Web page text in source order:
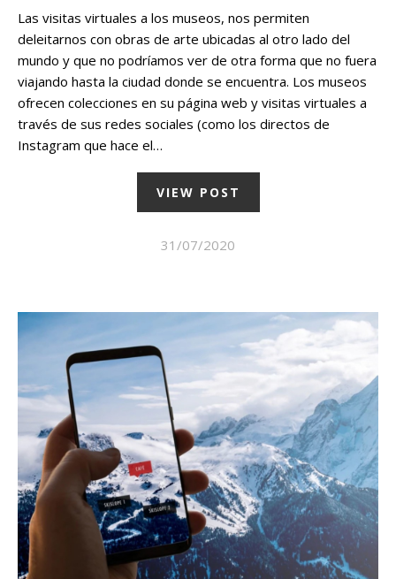
Las visitas virtuales a los museos, nos permiten
deleitarnos con obras de arte ubicadas al otro lado del
mundo y que no podríamos ver de otra forma que no fuera
viajando hasta la ciudad donde se encuentra. Los museos
ofrecen colecciones en su página web y visitas virtuales a
través de sus redes sociales (como los directos de
Instagram que hace el…
VIEW POST
31/07/2020